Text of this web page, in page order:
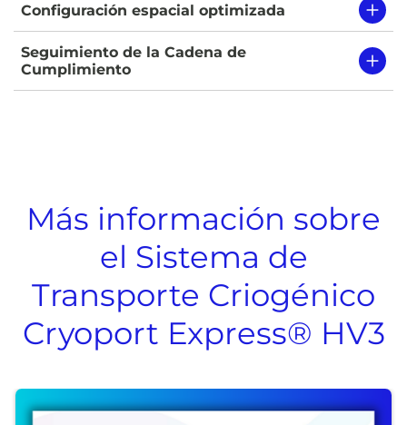
Configuración espacial optimizada
Seguimiento de la Cadena de
Cumplimiento
Más información sobre
el Sistema de
Transporte Criogénico
Cryoport Express® HV3